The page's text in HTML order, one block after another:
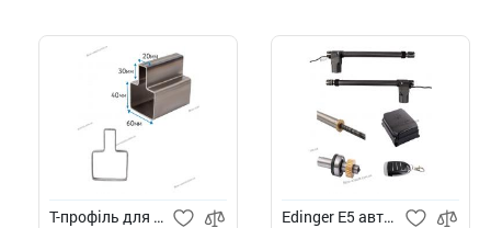
Т-профіль для воріт
Edinger E5 автоматика для розпашних воріт